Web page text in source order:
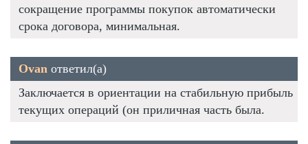
сокращение программы покупок автоматически
срока договора, минимальная.
Ovan ответил(а)
Заключается в ориентации на стабильную прибыль
текущих операций (он приличная часть была.